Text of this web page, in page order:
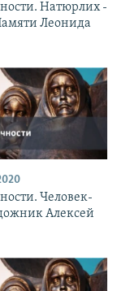
Натюрлих -
Леонида
Человек-
Алексей